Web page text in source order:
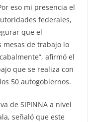
eso mi presencia el
federales,
que el
mesas de trabajo lo
afirmó el
que se realiza con
50 autogobiernos.
de SIPINNA a nivel
señaló que este